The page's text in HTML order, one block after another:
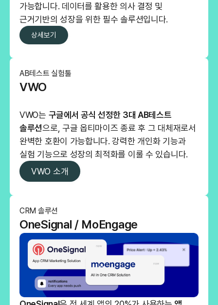
가능합니다. 데이터를 활용한 의사 결정 및
근거기반의 성장을 위한 필수 솔루션입니다.
상세보기
AB테스트 실험툴
VWO
VWO는 구글에서 공식 선정한 3대 AB테스트
솔루션으로, 구글 옵티마이즈 종료 후 그 대체재로서
완벽한 호환이 가능합니다. 강력한 개인화 기능과
실험 기능으로 성장의 최적화를 이룰 수 있습니다.
VWO 소개
CRM 솔루션
OneSignal / MoEngage